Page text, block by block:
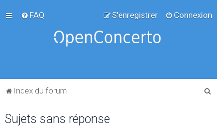
FAQ Connexion
S’enregistrer
Index du forum
Sujets sans réponse